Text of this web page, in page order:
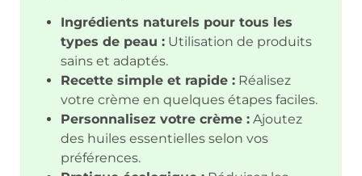
Ingrédients naturels pour tous les
types de peau : Utilisation de produits
sains et adaptés.
Recette simple et rapide : Réalisez
votre crème en quelques étapes faciles.
Personnalisez votre crème : Ajoutez
des huiles essentielles selon vos
préférences.